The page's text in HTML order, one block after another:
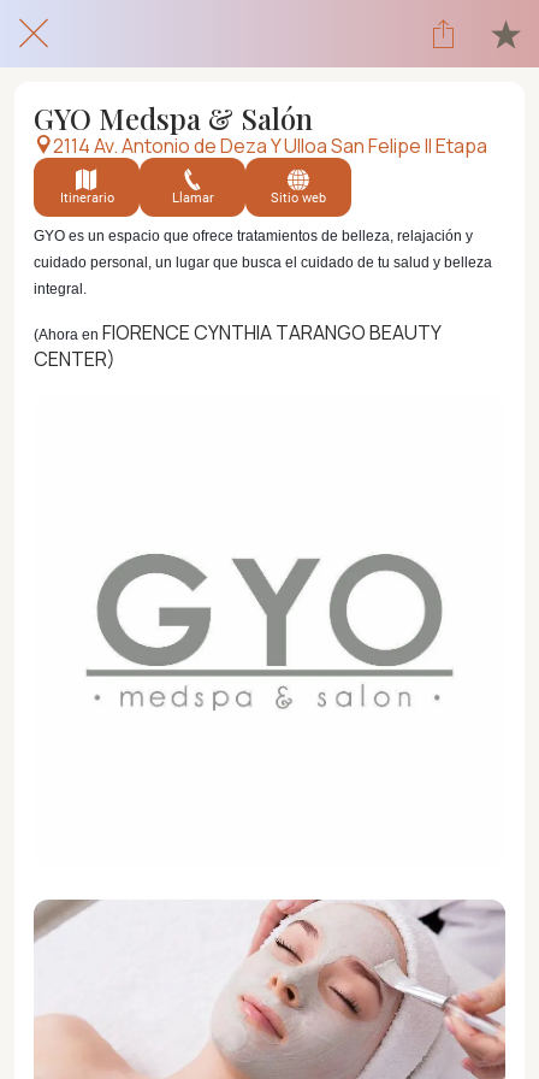
GYO Medspa & Salón
2114 Av. Antonio de Deza Y Ulloa San Felipe II Etapa
Itinerario Llamar Sitio web
GYO es un espacio que ofrece tratamientos de belleza, relajación y
cuidado personal, un lugar que busca el cuidado de tu salud y belleza
integral.
(Ahora en FIORENCE CYNTHIA TARANGO BEAUTY
CENTER)